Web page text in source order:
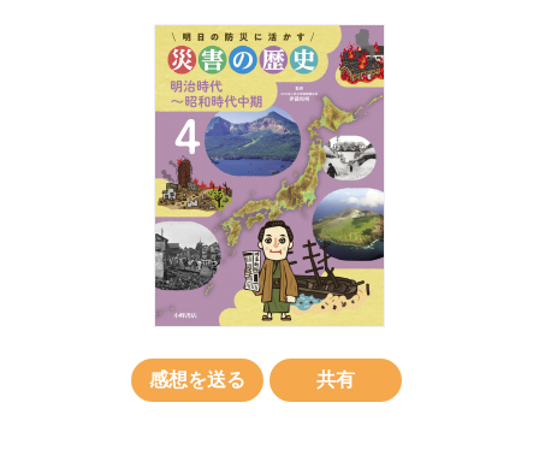
感想を送る 共有